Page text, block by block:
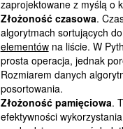
zaprojektowane z myślą o
Złożoność czasowa.
algorytmach sortujących
elementówna liście. W
prosta operacja, jednak
Rozmiarem danych
posortowania.
Złożoność pamięciowa.
efektywności